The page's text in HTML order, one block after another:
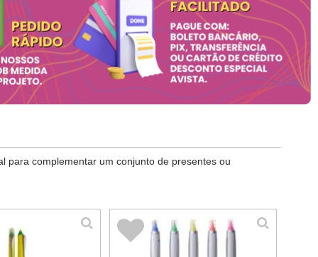
para complementar um conjunto de presentes ou